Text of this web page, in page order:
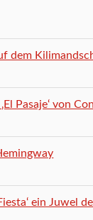
dem
Pasaje‘ von
ein Juwel